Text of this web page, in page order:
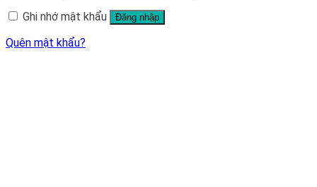
Ghi nhớ mật khẩu
Đăng nhập
Quên mật khẩu?